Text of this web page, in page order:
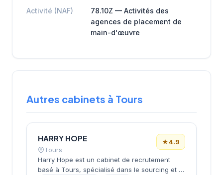
Activité (NAF)
78.10Z — Activités des
agences de placement de
main-d'œuvre
Autres cabinets à Tours
HARRY HOPE
Tours
★4.9
Harry Hope est un cabinet de recrutement
basé à Tours, spécialisé dans le sourcing et le